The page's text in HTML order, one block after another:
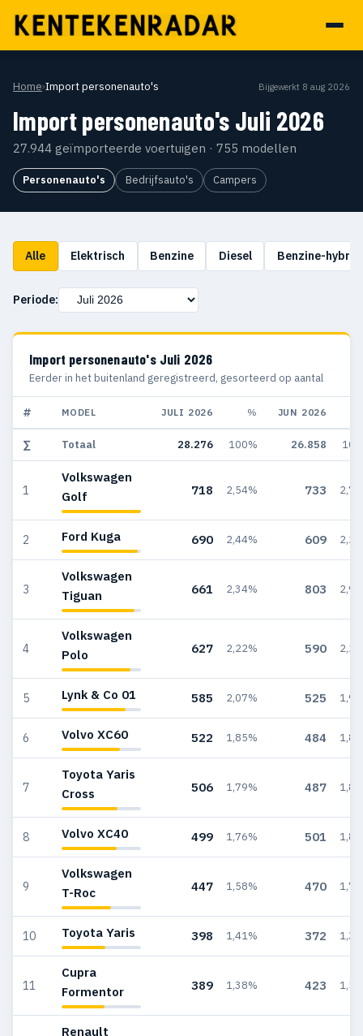
Home›Import personenauto's Bijgewerkt 8 aug 2026
Import personenauto's Juli 2026
27.944 geïmporteerde voertuigen · 755 modellen
Personenauto's Bedrijfsauto's Campers
Alle Elektrisch Benzine Diesel Benzine-
Periode:
Import personenauto's Juli 2026
Eerder in het buitenland geregistreerd, gesorteerd op aantal
# MODEL JULI 2026 % JUN 2026
∑ Totaal 28.276 100% 26.858
1
Volkswagen
Golf
718 2,54% 733
2 Ford Kuga 690 2,44% 609
3
Volkswagen
Tiguan
661 2,34% 803
4
Volkswagen
Polo
627 2,22% 590
5 Lynk & Co 01 585 2,07% 525
6 Volvo XC60 522 1,85% 484
7
Toyota Yaris
Cross
506 1,79% 487
8 Volvo XC40 499 1,76% 501
9
Volkswagen
T-Roc
447 1,58% 470
10 Toyota Yaris 398 1,41% 372
11
Cupra
Formentor
389 1,38% 423
Renault